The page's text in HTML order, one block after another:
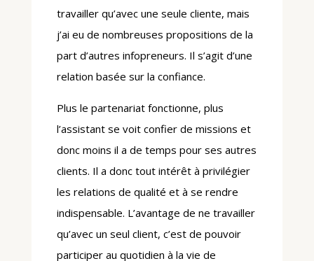
travailler qu’avec une seule cliente, mais
j’ai eu de nombreuses propositions de la
part d’autres infopreneurs. Il s’agit d’une
relation basée sur la confiance.
Plus le partenariat fonctionne, plus
l’assistant se voit confier de missions et
donc moins il a de temps pour ses autres
clients. Il a donc tout intérêt à privilégier
les relations de qualité et à se rendre
indispensable. L’avantage de ne travailler
qu’avec un seul client, c’est de pouvoir
participer au quotidien à la vie de